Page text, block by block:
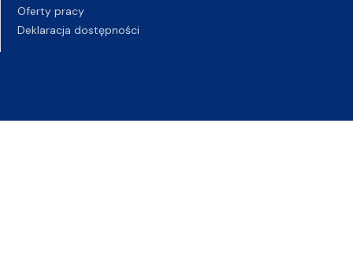
Oferty pracy
Deklaracja dostępności